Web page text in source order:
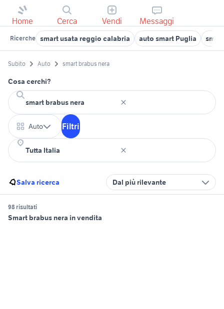
Home Cerca Vendi Messaggi
Ricerche smart usata reggio calabria auto smart Puglia
Subito Auto smart brabus nera
Cosa cerchi?
Auto Filtri
Salva ricerca Dal più rilevante
98 risultati
Smart brabus nera in vendita